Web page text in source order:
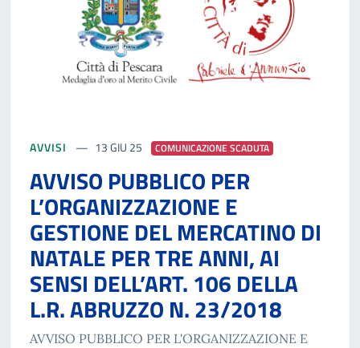
AVVISI 13 GIU 25 COMUNICAZIONE SCADUTA
AVVISO PUBBLICO PER
L’ORGANIZZAZIONE E
GESTIONE DEL MERCATINO DI
NATALE PER TRE ANNI, AI
SENSI DELL’ART. 106 DELLA
L.R. ABRUZZO N. 23/2018
AVVISO PUBBLICO PER L'ORGANIZZAZIONE E